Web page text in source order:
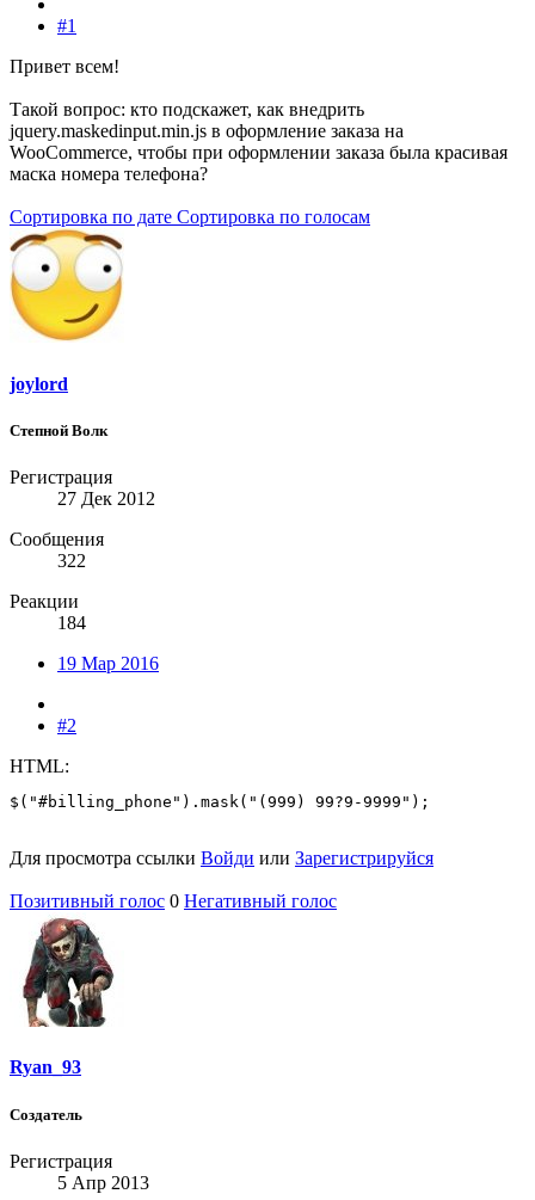
#1
Привет всем!
Такой вопрос: кто подскажет, как внедрить
jquery.maskedinput.min.js в оформление заказа на
WooCommerce, чтобы при оформлении заказа была красивая
маска номера телефона?
Сортировка по дате Сортировка по голосам
joylord
Степной Волк
Регистрация
27 Дек 2012
Сообщения
322
Реакции
184
19 Мар 2016
#2
HTML:
$("#billing_phone").mask("(999) 99?9-9999");
Для просмотра ссылки Войди или Зарегистрируйся
Позитивный голос 0 Негативный голос
Ryan_93
Создатель
Регистрация
5 Апр 2013